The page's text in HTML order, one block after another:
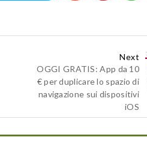
Next
OGGI GRATIS: App da 10
€ per duplicare lo spazio di
navigazione sui dispositivi
iOS